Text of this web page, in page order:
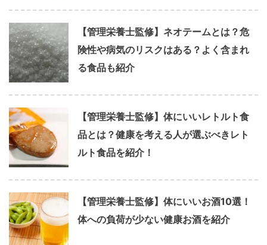
【管理栄養士監修】ネオテームとは？危
険性や病気のリスクはある？よく含まれ
る食品も紹介
【管理栄養士監修】体にいいレトルト食
品とは？健康を考える人が選ぶべきレト
ルト食品を紹介！
【管理栄養士監修】体にいいお酒10選！
体への負荷が少ない健康お酒を紹介